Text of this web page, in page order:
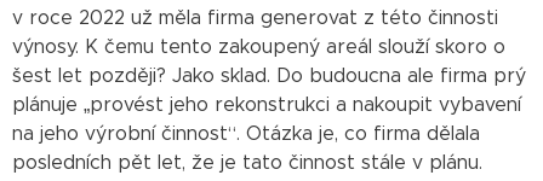
v roce 2022 už měla firma generovat z této činnosti
výnosy. K čemu tento zakoupený areál slouží skoro o
šest let později? Jako sklad. Do budoucna ale firma prý
plánuje „provést jeho rekonstrukci a nakoupit vybavení
na jeho výrobní činnost“. Otázka je, co firma dělala
posledních pět let, že je tato činnost stále v plánu.